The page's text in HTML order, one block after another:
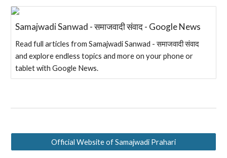
Samajwadi Sanwad - समाजवादी संवाद - Google News
Read full articles from Samajwadi Sanwad - समाजवादी संवाद
and explore endless topics and more on your phone or
tablet with Google News.
Official Website of Samajwadi Prahari